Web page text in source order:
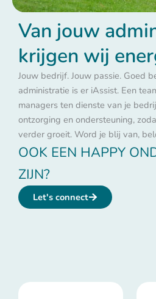
Van jouw
krijgen wij
Jouw bedrijf. Jouw passie. Goed
administratie is er iAssist. Een
managers ten dienste van je
ontzorging en ondersteuning,
verder groeit. Word je blij van,
OOK EEN HAPPY
ZIJN?
Let's connect